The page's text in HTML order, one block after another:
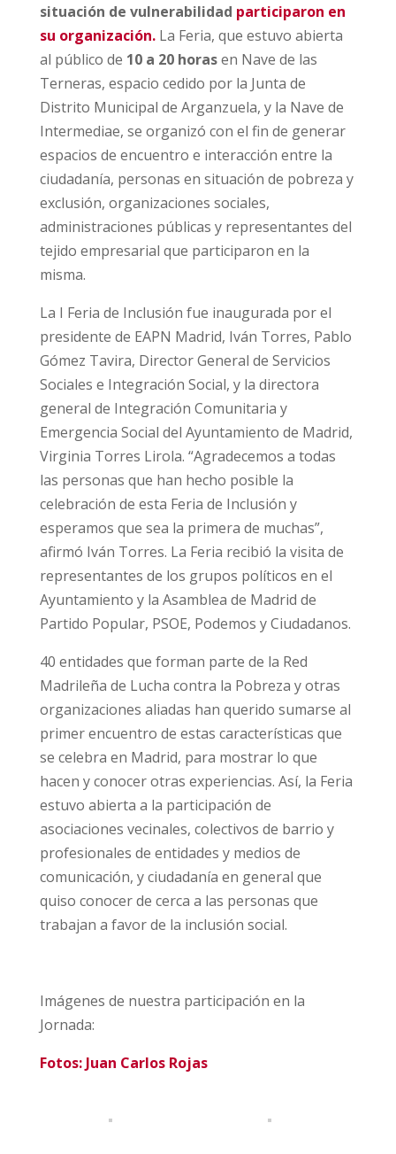
situación de vulnerabilidad participaron en
su organización.La Feria, que estuvo abierta
al público de 10 a 20 horasen Nave de las
Terneras, espacio cedido por la Junta de
Distrito Municipal de Arganzuela, y la Nave de
Intermediae, se organizó con el fin de generar
espacios de encuentro e interacción entre la
ciudadanía, personas en situación de pobreza y
exclusión, organizaciones sociales,
administraciones públicas y representantes del
tejido empresarial que participaron en la
misma.
La I Feria de Inclusión fue inaugurada por el
presidente de EAPN Madrid, Iván Torres, Pablo
Gómez Tavira, Director General de Servicios
Sociales e Integración Social, y la directora
general de Integración Comunitaria y
Emergencia Social del Ayuntamiento de Madrid,
Virginia Torres Lirola. “Agradecemos a todas
las personas que han hecho posible la
celebración de esta Feria de Inclusión y
esperamos que sea la primera de muchas”,
afirmó Iván Torres. La Feria recibió la visita de
representantes de los grupos políticos en el
Ayuntamiento y la Asamblea de Madrid de
Partido Popular, PSOE, Podemos y Ciudadanos.
40 entidades que forman parte de la Red
Madrileña de Lucha contra la Pobreza y otras
organizaciones aliadas han querido sumarse al
primer encuentro de estas características que
se celebra en Madrid, para mostrar lo que
hacen y conocer otras experiencias. Así, la Feria
estuvo abierta a la participación de
asociaciones vecinales, colectivos de barrio y
profesionales de entidades y medios de
comunicación, y ciudadanía en general que
quiso conocer de cerca a las personas que
trabajan a favor de la inclusión social.
Imágenes de nuestra participación en la
Jornada:
Fotos: Juan Carlos Rojas